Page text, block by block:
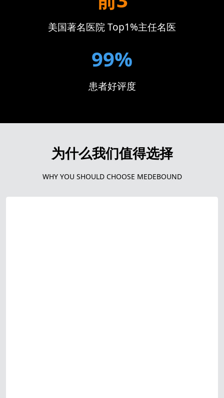
美国著名医院 Top1%主任名医
99%
患者好评度
为什么我们值得选择
WHY YOU SHOULD CHOOSE MEDEBOUND